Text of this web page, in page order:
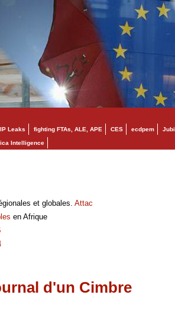
Leaks fighting FTAs, ALE, APE CES ecdpem
Intelligence
et globales. Attac
en Afrique
d'un Cimbre